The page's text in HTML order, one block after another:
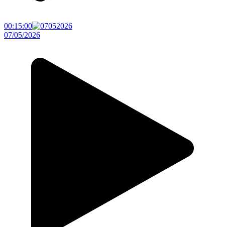
00:15:00
07/05/2026